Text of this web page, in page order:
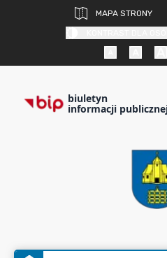
MAPA STRONY
biuletyn
informacji